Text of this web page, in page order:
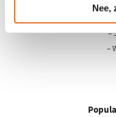
Nee,
–
–